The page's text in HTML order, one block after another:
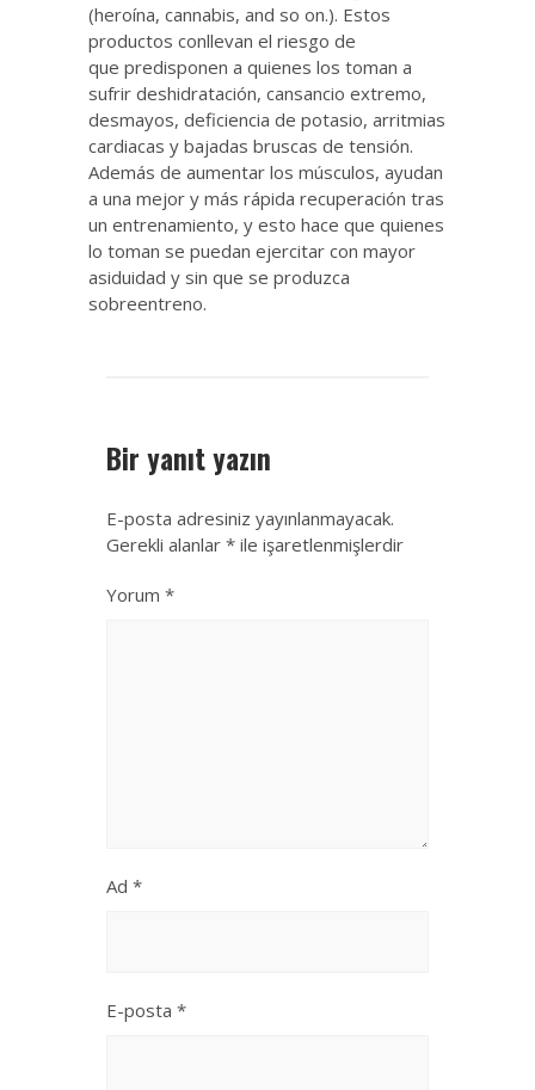
(heroína, cannabis, and so on.). Estos
productos conllevan el riesgo de
que predisponen a quienes los toman a
sufrir deshidratación, cansancio extremo,
desmayos, deficiencia de potasio, arritmias
cardiacas y bajadas bruscas de tensión.
Además de aumentar los músculos, ayudan
a una mejor y más rápida recuperación tras
un entrenamiento, y esto hace que quienes
lo toman se puedan ejercitar con mayor
asiduidad y sin que se produzca
sobreentreno.
Bir yanıt yazın
E-posta adresiniz yayınlanmayacak.
Gerekli alanlar * ile işaretlenmişlerdir
Yorum *
Ad *
E-posta *